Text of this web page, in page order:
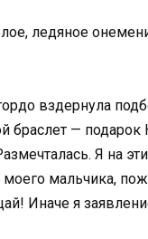
ледяное
вздернула
браслет —
Я на
моего мальчика,
Иначе я